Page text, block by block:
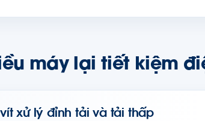
máy lại tiết kiệm
xử lý đỉnh tải và tải thấp